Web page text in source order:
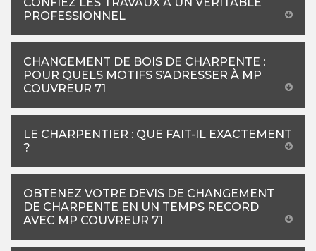
PROFESSIONNEL
CHANGEMENT DE BOIS DE CHARPENTE :
POUR QUELS MOTIFS S’ADRESSER À MP
COUVREUR 71
LE CHARPENTIER : QUE FAIT-IL EXACTEMENT
?
OBTENEZ VOTRE DEVIS DE CHANGEMENT
DE CHARPENTE EN UN TEMPS RECORD
AVEC MP COUVREUR 71